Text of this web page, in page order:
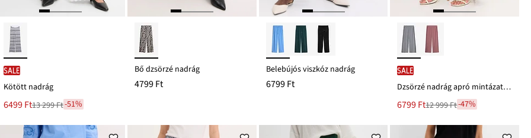
SALE
Kötött nadrág
Új
6499 Ft
Leárazva13 299 Ft-51%
Bő dzsörzé nadrág
4799 Ft
Belebújós viszkóz nadrág
6799 Ft
SALE
Dzsörzé nadrág apró mintázattal
Új
6799 Ft
Leárazva12 999 Ft-47%